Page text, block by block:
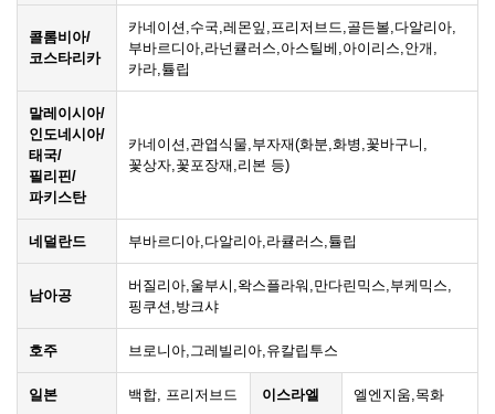
콜롬비아/
코스타리카
카네이션,수국,레몬잎,프리저브드,골든볼,다알리아,
부바르디아,라넌큘러스,아스틸베,아이리스,안개,
카라,튤립
말레이시아/
인도네시아/
태국/
필리핀/
파키스탄
카네이션,관엽식물,부자재(화분,화병,꽃바구니,
꽃상자,꽃포장재,리본 등)
네덜란드 부바르디아,다알리아,라큘러스,튤립
남아공
버질리아,울부시,왁스플라워,만다린믹스,부케믹스,
핑쿠션,방크샤
호주 브로니아,그레빌리아,유칼립투스
일본 백합, 프리저브드 이스라엘 엘엔지움,목화